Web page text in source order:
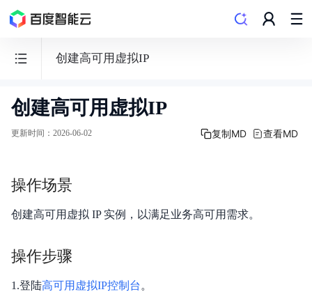
创建高可用虚拟IP
私
有
VPC
功能发布记录
创建高可用虚拟IP
更新时间 ： 2026-06-02 复制MD 查看MD
操作场景
创建高可用虚拟 IP 实例，以满足业务高可用需求。
操作步骤
1.登陆高可用虚拟IP控制台 。